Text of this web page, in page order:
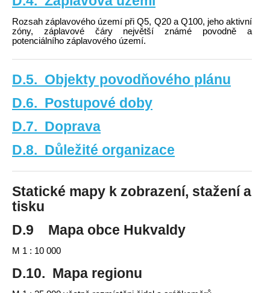
Rozsah záplavového území při Q5, Q20 a Q100, jeho aktivní
zóny, záplavové čáry největší známé povodně a
potenciálního záplavového území.
D.5. Objekty povodňového plánu
D.6. Postupové doby
D.7. Doprava
D.8. Důležité organizace
Statické mapy k zobrazení, stažení a
tisku
D.9 Mapa obce Hukvaldy
M 1 : 10 000
D.10. Mapa regionu